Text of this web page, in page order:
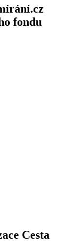
fondu
Cesta